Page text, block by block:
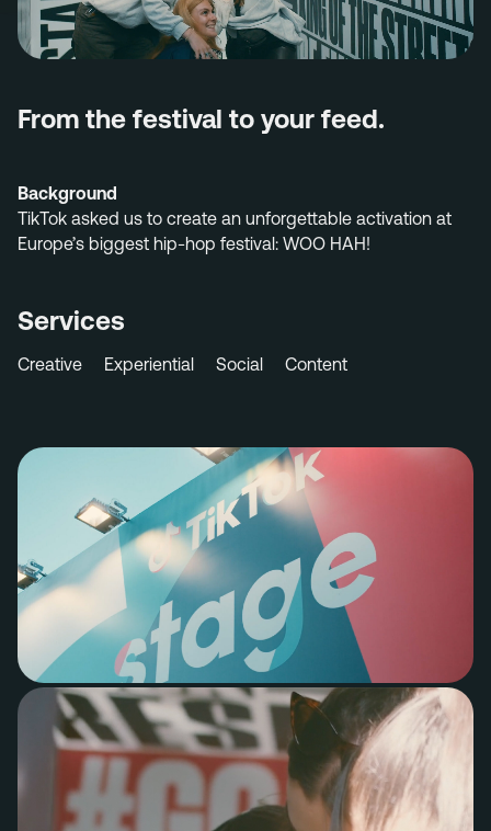
Menu
Work
Insights
Careers
Eindhoven (HQ)
info@megawatt.agency
From the festival to your feed.
Background
TikTok asked us to create an unforgettable activation at
Europe’s biggest hip-hop festival: WOO HAH!
Services
Creative Experiential Social Content